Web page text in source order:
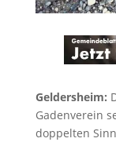
Geldersheim:
Gadenverein
doppelten